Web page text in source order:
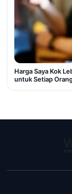
Harga Saya Kok
untuk Setiap